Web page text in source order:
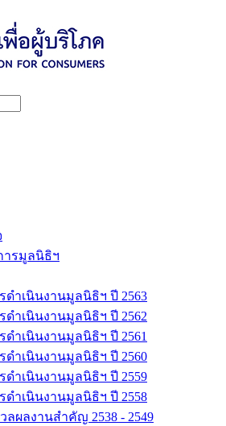
รมูลนิธิฯ
ดำเนินงานมูลนิธิฯ ปี 2563
ดำเนินงานมูลนิธิฯ ปี 2562
ดำเนินงานมูลนิธิฯ ปี 2561
ดำเนินงานมูลนิธิฯ ปี 2560
ดำเนินงานมูลนิธิฯ ปี 2559
ดำเนินงานมูลนิธิฯ ปี 2558
ลผลงานสำคัญ 2538 - 2549